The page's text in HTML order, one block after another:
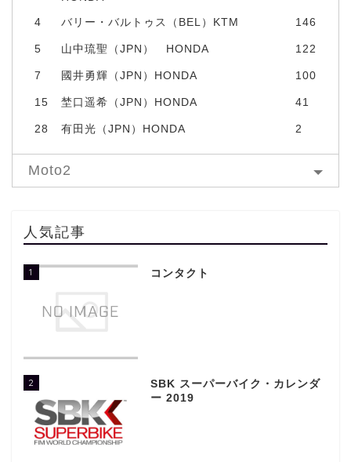
4
バリー・バルトゥス（BEL）KTM 146
5 山中琉聖（JPN） HONDA 122
7 國井勇輝（JPN）HONDA 100
15 埜口遥希（JPN）HONDA 41
28 有田光（JPN）HONDA 2
Moto2
人気記事
1 コンタクト
2
SBK スーパーバイク・カレンダ
ー 2019